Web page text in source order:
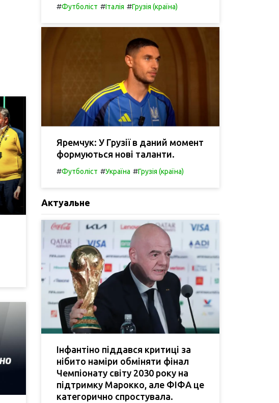
#Футболіст #Італія #Грузія (країна)
Яремчук: У Грузії в даний момент
формуються нові таланти.
#Футболіст #Україна #Грузія (країна)
Актуальне
Інфантіно піддався критиці за
нібито наміри обміняти фінал
Чемпіонату світу 2030 року на
підтримку Марокко, але ФІФА це
категорично спростувала.